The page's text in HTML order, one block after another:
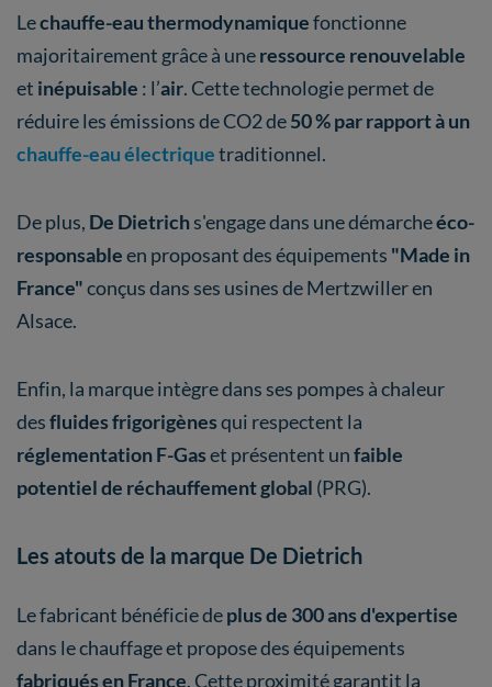
Lechauffe-eau thermodynamiquefonctionne
majoritairement grâce à uneressource renouvelable
et inépuisable : l’air. Cette technologie permet de
réduire les émissions de CO2 de50 % par rapport à un
chauffe-eau électriquetraditionnel.
De plus, De Dietrichs'engage dans une démarcheéco-
responsableen proposant des équipements "Made in
France"conçus dans ses usines de Mertzwiller en
Alsace.
Enfin, la marque intègre dans ses pompes à chaleur
desfluides frigorigènesqui respectent la
réglementation F-Gaset présentent unfaible
potentiel de réchauffement global (PRG).
Les atouts de la marque De Dietrich
Le fabricant bénéficie deplus de 300 ans d'expertise
dans le chauffage et propose des équipements
fabriqués en France. Cette proximité garantit la